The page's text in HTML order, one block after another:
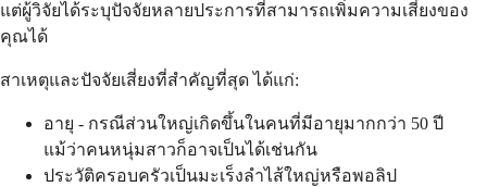
แต่ผู้วิจัยได้ระบุปัจจัยหลายประการที่สามารถเพิ่มความเสี่ยงของ
คุณได้
สาเหตุและปัจจัยเสี่ยงที่สำคัญที่สุด ได้แก่:
อายุ - กรณีส่วนใหญ่เกิดขึ้นในคนที่มีอายุมากกว่า 50 ปี
แม้ว่าคนหนุ่มสาวก็อาจเป็นได้เช่นกัน
ประวัติครอบครัวเป็นมะเร็งลำไส้ใหญ่หรือพอลิป